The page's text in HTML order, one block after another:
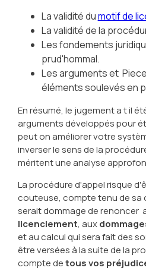
La validité dumotif de
La validité de la
Les fondements
prud'hommal.
Les arguments et
éléments soulevés en
En résumé, le jugement a t il
arguments développés pour
peut on améliorer votre
inverser le sens de la
méritent une analyse
La procédure d'appel risque
couteuse, compte tenu de sa
serait dommage de renoncer
licenciement, aux
et au calcul qui sera fait des
être versées à la suite de la
compte detous vos